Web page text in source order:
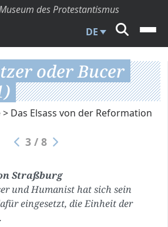
des Protestantismus
DE
oder Bucer
> Das Elsass von der Reformation
3 / 8
Straßburg
und Humanist hat sich sein
eingesetzt, die Einheit der